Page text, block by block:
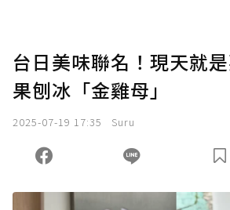
台日美味聯名！現天就
果刨冰「金雞母」
2025-07-19 17:35 Suru